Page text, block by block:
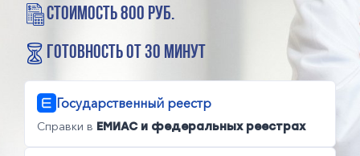
стоимость 800 руб.
готовность от 30 минут
Государственный реестр
Справки в ЕМИАС и федеральных реестрах